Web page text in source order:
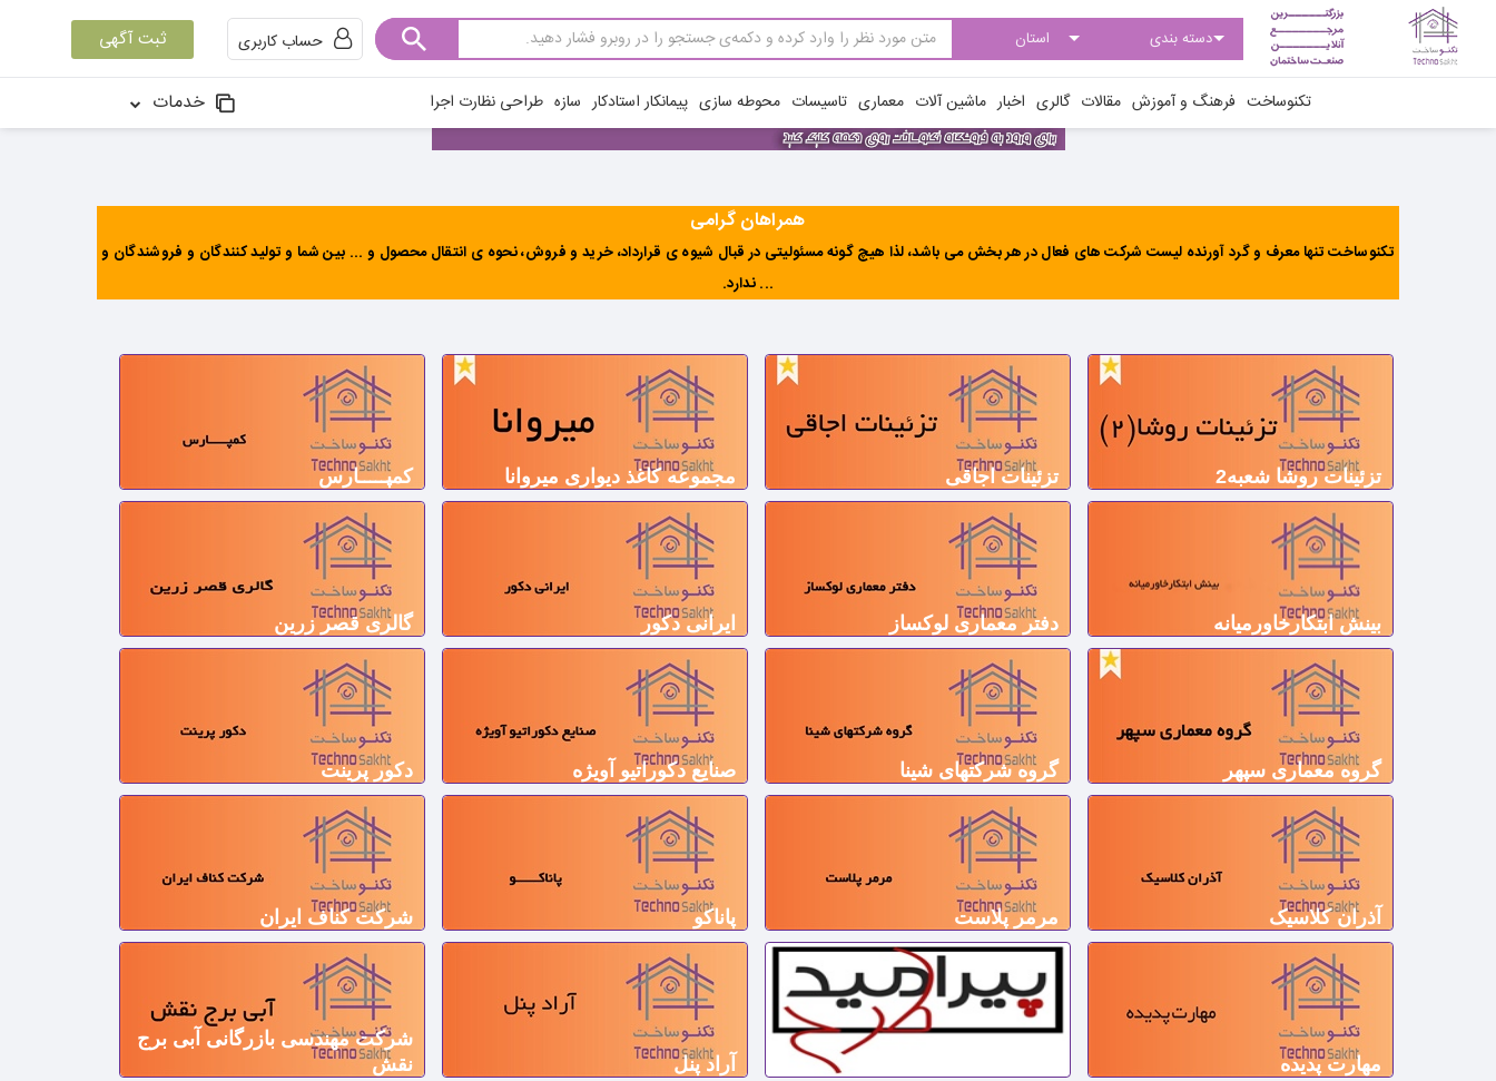
حساب کاربری ثبت آگهی
تکنوساخت فرهنگ و آموزش مقالات گالری اخبار ماشین آلات معماری تاسیسات محوطه سازی پیمانکار استادکار سازه طراحی نظارت اجرا خدمات
همراهان گرامی
تکنوساخت تنها معرف و گرد آورنده لیست شرکت های فعال در هر بخش می باشد، لذا هیچ گونه مسئولیتی در قبال شیوه ی قرارداد، خرید و فروش، نحوه ی انتقال محصول و ... بین شما و تولید کنندگان و فروشندگان و
... ندارد.
تزئینات روشا شعبه2 تزئینات اجاقی مجموعه کاغذ دیواری میروانا کمپـــــارس
بینش ابتکارخاورمیانه دفتر معماری لوکساز ایرانی دکور گالری قصر زرین
گروه معماری سپهر گروه شرکتهای شینا صنایع دکوراتیو آویژه دکور پرینت
آذران کلاسیک مرمر پلاست پاناکو شرکت کناف ایران
مهارت پدیده آراد پنل
شرکت مهندسی بازرگانی آبی برج
نقش